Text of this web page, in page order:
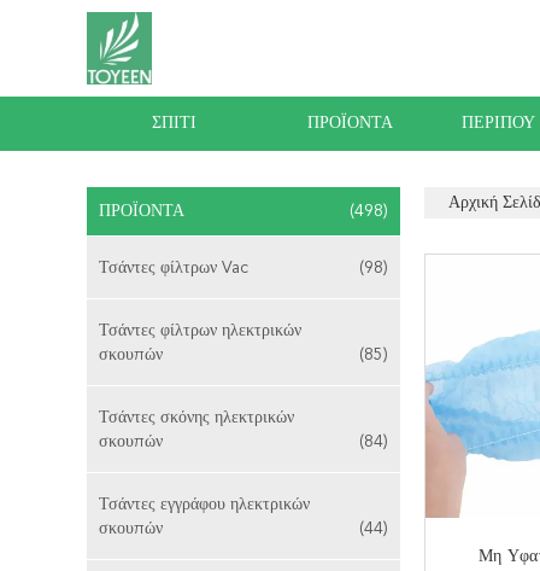
ΣΠΊΤΙ ΠΡΟΪΌΝΤΑ ΠΕΡΊΠΟΥ
ΠΡΟΪΌΝΤΑ (498)
Τσάντες φίλτρων Vac (98)
Τσάντες φίλτρων ηλεκτρικών
σκουπών
(85)
Τσάντες σκόνης ηλεκτρικών
σκουπών
(84)
Τσάντες εγγράφου ηλεκτρικών
σκουπών
(44)
Αρχική
Μη